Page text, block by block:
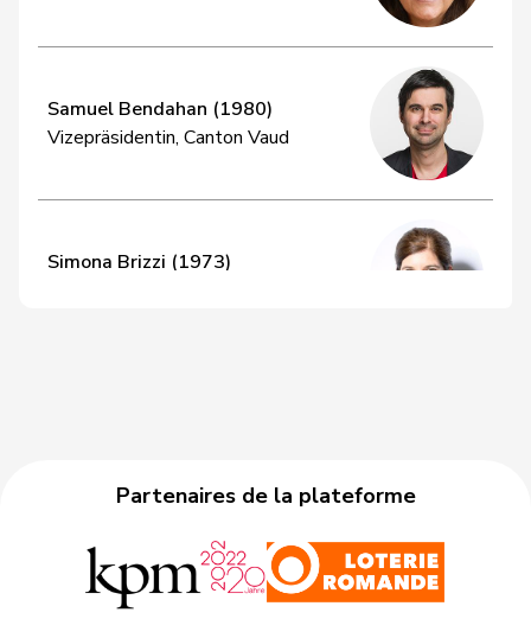
Samuel Bendahan (1980)
Vizepräsidentin, Canton Vaud
Simona Brizzi (1973)
Hasan Candan (1985)
Mitglied, Canton Lucerne
Partenaires de la plateforme